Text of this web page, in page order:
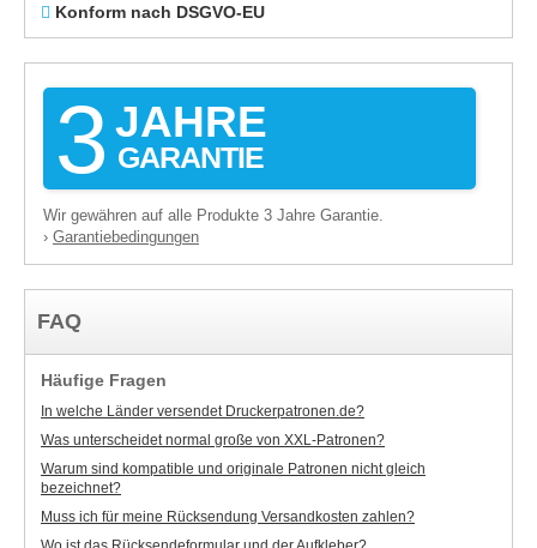
Konform nach DSGVO-EU
3 JAHRE
GARANTIE
Wir gewähren auf alle Produkte 3 Jahre Garantie.
› Garantiebedingungen
FAQ
Häufige Fragen
In welche Länder versendet Druckerpatronen.de?
Was unterscheidet normal große von XXL-Patronen?
Warum sind kompatible und originale Patronen nicht gleich
bezeichnet?
Muss ich für meine Rücksendung Versandkosten zahlen?